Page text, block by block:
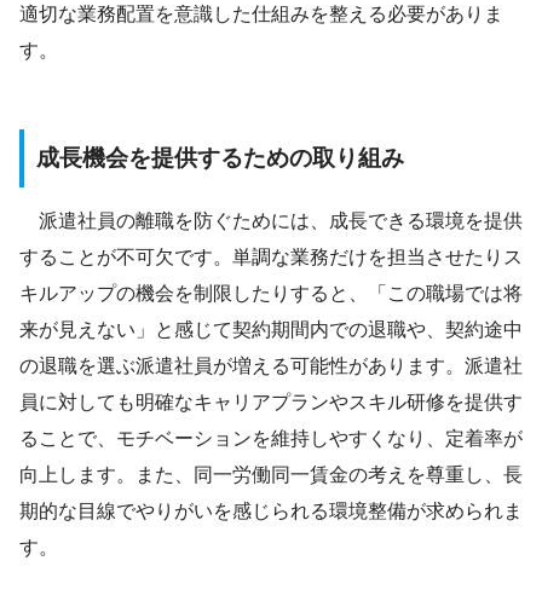
適切な業務配置を意識した仕組みを整える必要がありま
す。
成長機会を提供するための取り組み
派遣社員の離職を防ぐためには、成長できる環境を提供
することが不可欠です。単調な業務だけを担当させたりス
キルアップの機会を制限したりすると、「この職場では将
来が見えない」と感じて契約期間内での退職や、契約途中
の退職を選ぶ派遣社員が増える可能性があります。派遣社
員に対しても明確なキャリアプランやスキル研修を提供す
ることで、モチベーションを維持しやすくなり、定着率が
向上します。また、同一労働同一賃金の考えを尊重し、長
期的な目線でやりがいを感じられる環境整備が求められま
す。